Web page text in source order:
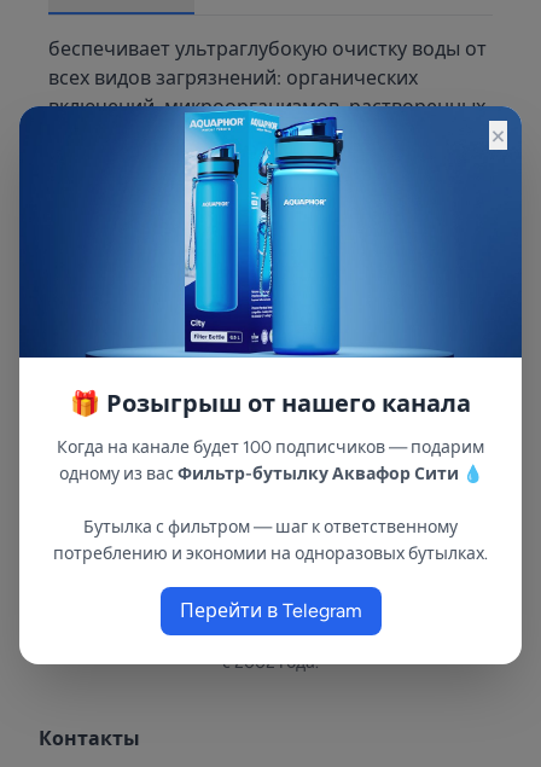
беспечивает ультраглубокую очистку воды от
всех видов загрязнений: органических
включений, микроорганизмов, растворенных
химических примесей, солей жесткости и
тяжелых металлов, радионуклидов и других.
Является полным аналогом мембран Vontron
1812-75, Filmtec TW30-1812-75. Мембранный
элемент полностью совместим с
обратноосмотическими системами Atoll,
Аквафор, Барьер, Гейзер, Аквабрайт,
Посейдон, Ecosoft, Aquatech и многих других.
В республиках Татарстан и Марий Эл
с 2002 года.
Контакты
×
🎁 Розыгрыш от нашего канала
Когда на канале будет 100 подписчиков — подарим
одному из вас Фильтр-бутылку Аквафор Сити 💧
Бутылка с фильтром — шаг к ответственному
потреблению и экономии на одноразовых бутылках.
Перейти в Telegram